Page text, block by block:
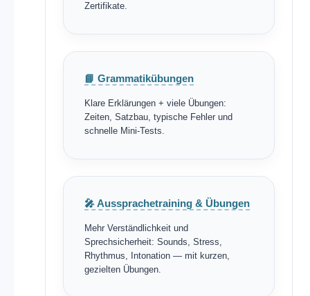
Zertifikate.
📘 Grammatikübungen
Klare Erklärungen + viele Übungen:
Zeiten, Satzbau, typische Fehler und
schnelle Mini-Tests.
🎤 Aussprachetraining & Übungen
Mehr Verständlichkeit und
Sprechsicherheit: Sounds, Stress,
Rhythmus, Intonation — mit kurzen,
gezielten Übungen.